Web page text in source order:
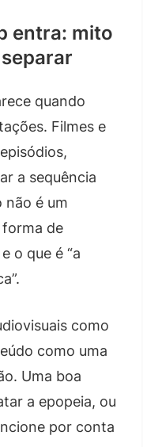
entra: mito
quando
Filmes e
a sequência
não é um
forma de
o que é “a
como
como uma
Uma boa
a epopeia, ou
por conta